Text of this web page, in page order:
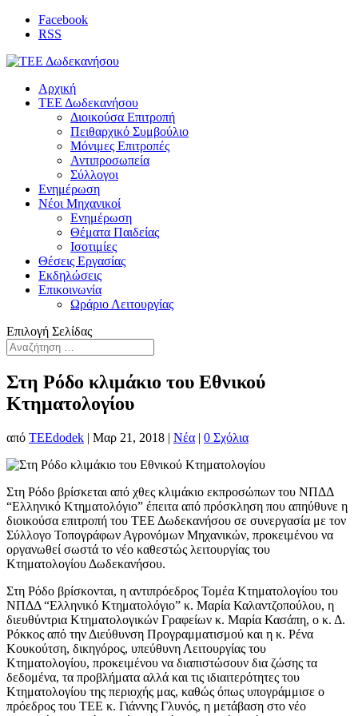
Facebook
RSS
Αρχική
ΤΕΕ Δωδεκανήσου
Διοικούσα Επιτροπή
Πειθαρχικό Συμβούλιο
Μόνιμες Επιτροπές
Αντιπροσωπεία
Σύλλογοι
Ενημέρωση
Νέοι Μηχανικοί
Ενημέρωση
Θέματα Παιδείας
Ισοτιμίες
Θέσεις Εργασίας
Εκδηλώσεις
Επικοινωνία
Ωράριο Λειτουργίας
Επιλογή Σελίδας
Στη Ρόδο κλιμάκιο του Εθνικού
Κτηματολογίου
από TEEdodek | Μαρ 21, 2018 | Νέα | 0 Σχόλια
Στη Ρόδο βρίσκεται από χθες κλιμάκιο εκπροσώπων του ΝΠΔΔ
“Ελληνικό Κτηματολόγιο” έπειτα από πρόσκληση που απηύθυνε η
διοικούσα επιτροπή του ΤΕΕ Δωδεκανήσου σε συνεργασία με τον
Σύλλογο Τοπογράφων Αγρονόμων Μηχανικών, προκειμένου να
οργανωθεί σωστά το νέο καθεστώς λειτουργίας του
Κτηματολογίου Δωδεκανήσου.
Στη Ρόδο βρίσκονται, η αντιπρόεδρος Τομέα Κτηματολογίου του
ΝΠΔΔ “Ελληνικό Κτηματολόγιο” κ. Μαρία Καλαντζοπούλου, η
διευθύντρια Κτηματολογικών Γραφείων κ. Μαρία Κασάπη, o κ. Δ.
Ρόκκος από την Διεύθυνση Προγραμματισμού και η κ. Ρένα
Κουκούτση, δικηγόρος, υπεύθυνη Λειτουργίας του
Κτηματολογίου, προκειμένου να διαπιστώσουν δια ζώσης τα
δεδομένα, τα προβλήματα αλλά και τις ιδιαιτερότητες του
Κτηματολογίου της περιοχής μας, καθώς όπως υπογράμμισε ο
πρόεδρος του ΤΕΕ κ. Γιάννης Γλυνός, η μετάβαση στο νέο